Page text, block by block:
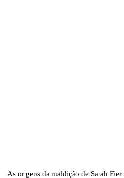
As origens da maldição de Sarah